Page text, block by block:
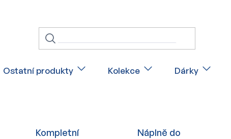
Ostatní produkty Kolekce Dárky
Kompletní
Náplně do